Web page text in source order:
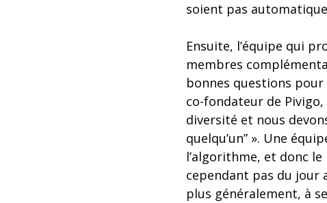
soient pas
Ensuite, l’équipe qui
membres
bonnes questions pour
co-fondateur de
diversité et nous
quelqu’un” ». Une
l’algorithme, et donc
cependant pas du jour
plus généralement, à